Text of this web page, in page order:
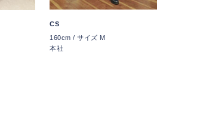
CS
160cm / サイズ M
本社